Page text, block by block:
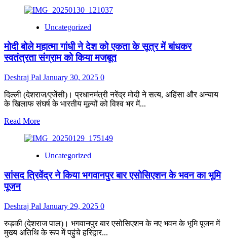
about
गांधी
अहिंसा
से
भारत
का
नव
निर्माण
किया:राजेंद्र
Uncategorized
मोदी बोले महात्मा गांधी ने देश को एकता के सूत्र में बांधकर
स्वतंत्रता संग्राम को किया मजबूत
Deshraj Pal January 30, 2025 0
दिल्ली (देशराज/एजेंसी)। प्रधानमंत्री नरेंद्र मोदी ने सत्य, अहिंसा और अन्याय
के खिलाफ संघर्ष के भारतीय मूल्यों को विश्व भर में...
Read MoreRead
about
बोले
गांधी
को
एकता
के
सूत्र
Uncategorized
सांसद त्रिवेंद्र ने किया भगवानपुर बार एसोसिएशन के भवन का भूमि
पूजन
Deshraj Pal January 29, 2025 0
रुड़की (देशराज पाल)। भगवानपुर बार एसोसिएशन के नए भवन के भूमि पूजन में
मुख्य अतिथि के रूप में पहुंचे हरिद्वार...